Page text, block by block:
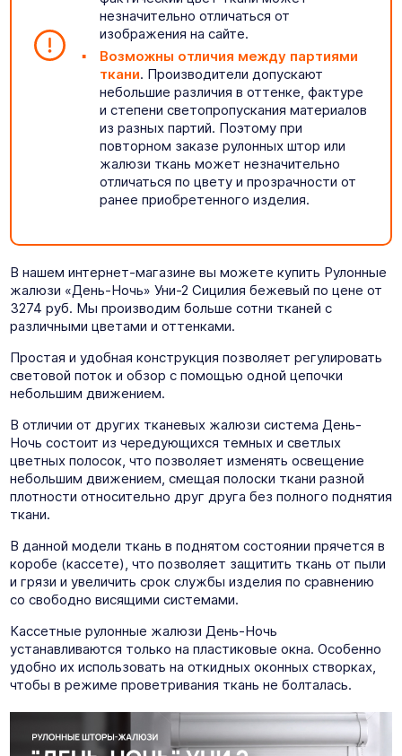
незначительно отличаться от
изображения на сайте.
Возможны отличия между партиями
ткани. Производители допускают
небольшие различия в оттенке, фактуре
и степени светопропускания материалов
из разных партий. Поэтому при
повторном заказе рулонных штор или
жалюзи ткань может незначительно
отличаться по цвету и прозрачности от
ранее приобретенного изделия.
В нашем интернет-магазине вы можете купить Рулонные
жалюзи «День-Ночь» Уни-2 Сицилия бежевый по цене от
3274 руб. Мы производим больше сотни тканей с
различными цветами и оттенками.
Простая и удобная конструкция позволяет регулировать
световой поток и обзор с помощью одной цепочки
небольшим движением.
В отличии от других тканевых жалюзи система День-
Ночь состоит из чередующихся темных и светлых
цветных полосок, что позволяет изменять освещение
небольшим движением, смещая полоски ткани разной
плотности относительно друг друга без полного поднятия
ткани.
В данной модели ткань в поднятом состоянии прячется в
коробе (кассете), что позволяет защитить ткань от пыли
и грязи и увеличить срок службы изделия по сравнению
со свободно висящими системами.
Кассетные рулонные жалюзи День-Ночь
устанавливаются только на пластиковые окна. Особенно
удобно их использовать на откидных оконных створках,
чтобы в режиме проветривания ткань не болталась.